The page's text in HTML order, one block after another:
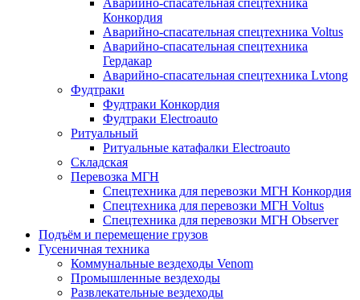
Аварийно-спасательная спецтехника
Конкордия
Аварийно-спасательная спецтехника Voltus
Аварийно-спасательная спецтехника
Гердакар
Аварийно-спасательная спецтехника Lvtong
Фудтраки
Фудтраки Конкордия
Фудтраки Electroauto
Ритуальный
Ритуальные катафалки Electroauto
Складская
Перевозка МГН
Спецтехника для перевозки МГН Конкордия
Спецтехника для перевозки МГН Voltus
Спецтехника для перевозки МГН Observer
Подъём и перемещение грузов
Гусеничная техника
Коммунальные вездеходы Venom
Промышленные вездеходы
Развлекательные вездеходы